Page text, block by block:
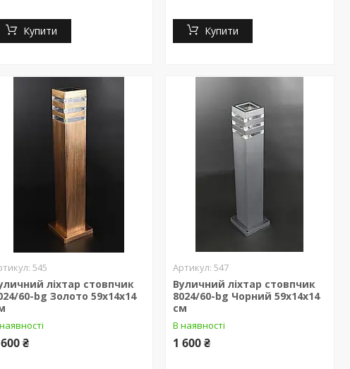
Купити Купити
545
ліхтар стовпчик
60-bg Золото 59х14х14
₴
547
Вуличний ліхтар стовпчик
8024/60-bg Чорний 59х14х14
см
В наявності
1 600 ₴